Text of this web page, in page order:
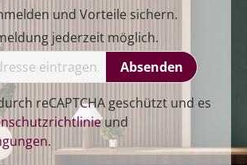
und Vorteile sichern.
jederzeit möglich.
Absenden
reCAPTCHA geschützt und es
und
.